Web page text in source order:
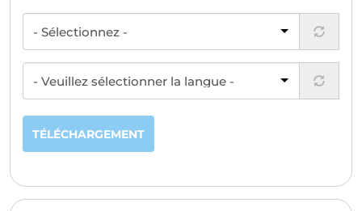
TÉLÉCHARGEMENT